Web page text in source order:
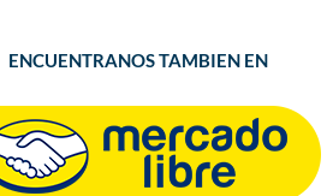
ENCUENTRANOS TAMBIEN EN